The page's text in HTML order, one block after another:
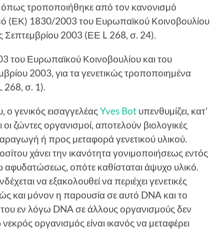
τροποποιήθηκε από τον κανονισµό
(ΕΚ) 1830/2003 του Ευρωπαϊκού Κοινοβουλίου
Σεπτεµβρίου 2003 (ΕΕ L 268, σ. 24).
του Ευρωπαϊκού Κοινοβουλίου και του
2003, για τα γενετικώς τροποποιηµένα
268, σ. 1).
ο γενικός εισαγγελέας Yves Bot υπενθυµίζει, κατ’
ζώντες οργανισµοί, αποτελούν βιολογικές
ή προς µεταφορά γενετικού υλικού.
χάνει την ικανότητα γονιµοποιήσεως εντός
οπότε καθίσταται άψυχο υλικό.
να εξακολουθεί να περιέχει γενετικές
και µόνον η παρουσία σε αυτό DNA και το
εν λόγω DNA σε άλλους οργανισµούς δεν
οργανισµός είναι ικανός να µεταφέρει